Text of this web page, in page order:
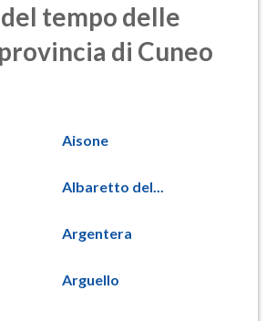
tempo delle
di Cuneo
Aisone
Albaretto del...
Argentera
Arguello